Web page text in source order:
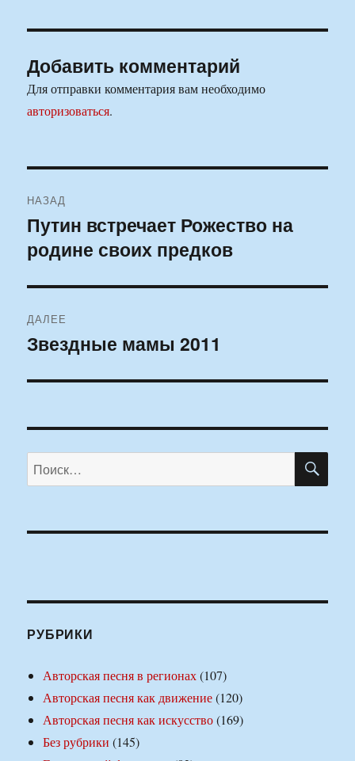
Добавить комментарий
Для отправки комментария вам необходимо
авторизоваться.
по
записям
НАЗАД
Предыдущая
запись:
Путин встречает Рожество на
родине своих предков
ДАЛЕЕ
Следующая
Звездные мамы 2011
Искать:
РУБРИКИ
Авторская песня в регионах(107)
Авторская песня как движение(120)
Авторская песня как искусство(169)
Без рубрики (145)